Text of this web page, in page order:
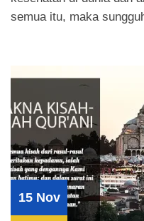
semua itu, maka
15 Nov